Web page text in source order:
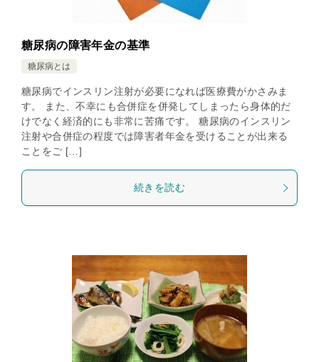
糖尿病の障害年金の基準
糖尿病とは
糖尿病でインスリン注射が必要になれば医療費がかさみま
す。 また、不幸にも合併症を併発してしまったら身体的だ
けでなく経済的にも非常に苦痛です。 糖尿病のインスリン
注射や合併症の程度では障害者年金を受けることが出来る
ことをご […]
続きを読む